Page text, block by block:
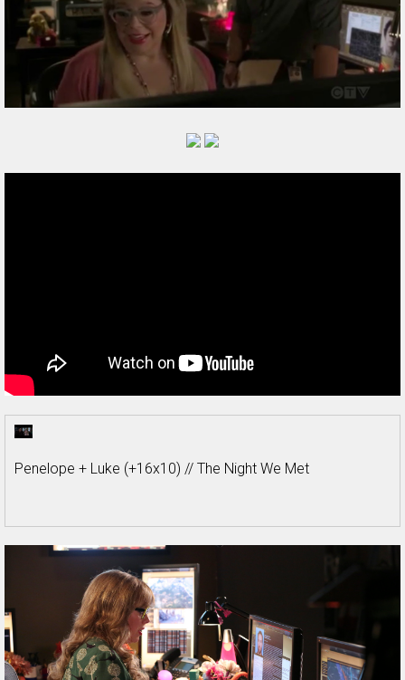
Penelope + Luke (+16x10) // The Night We Met